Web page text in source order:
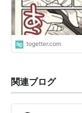
togetter.com
関連ブログ